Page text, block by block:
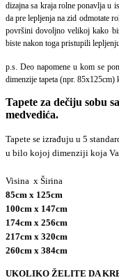
dizajna sa kraja rolne ponavlja u
da pre lepljenja na zid odmotate
površini dovoljno velikoj kako
biste nakon toga pristupili
p.s. Deo napomene u kom se
dimenzije tapeta (npr. 85x125cm)
Tapete za dečiju sobu
medvedića.
Tapete se izrađuju u 5
u bilo kojoj dimenziji koja
Visina x Širina
85cm x 125cm
100cm x 147cm
174cm x 256cm
217cm x 320cm
260cm x 384cm
UKOLIKO ŽELITE DA